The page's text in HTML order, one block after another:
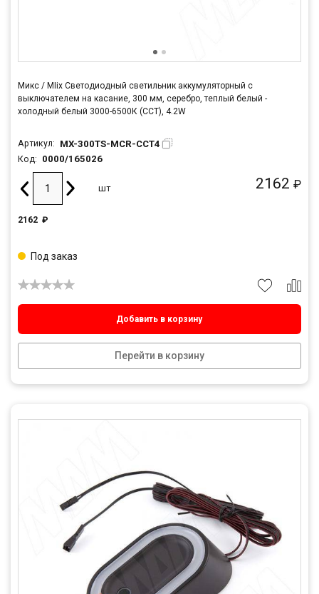
Микс / MIix Светодиодный светильник аккумуляторный с
выключателем на касание, 300 мм, серебро, теплый белый -
холодный белый 3000-6500К (CCT), 4.2W
Артикул: MX-300TS-MCR-CCT4
Код: 0000/165026
2162 ₽
шт
2162 ₽
Добавить в корзину
Перейти в корзину
Под заказ